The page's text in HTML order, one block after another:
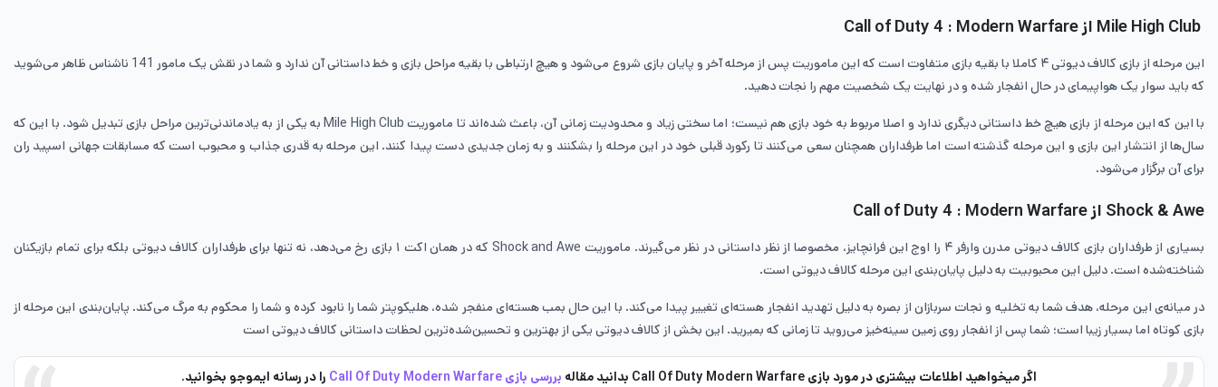
این مرحله از بازی کالاف دیوتی ۴ کاملا با بقیه بازی متفاوت است که این ماموریت پس از مرحله آخر و پایان بازی شروع می‌شود و هیچ ارتباطی با بقیه مراحل بازی و خط داستانی آن ندارد و شما در نقش یک مامور 141 ناشناس ظاهر می‌شوید
که باید سوار یک هواپیمای در حال انفجار شده و در نهایت یک شخصیت مهم را نجات دهید.
با این که این مرحله از بازی هیچ خط داستانی دیگری ندارد و اصلا مربوط به خود بازی هم نیست؛ اما سختی زیاد و محدودیت زمانی آن، باعث شده‌اند تا ماموریت Mile High Club به یکی از به یادماندنی‌ترین مراحل بازی تبدیل شود. با این که
سال‌ها از انتشار این بازی و این مرحله گذشته است اما طرفداران همچنان سعی می‌کنند تا رکورد قبلی خود در این مرحله را بشکنند و به زمان جدیدی دست پیدا کنند. این مرحله به قدری جذاب و محبوب است که مسابقات جهانی اسپید ران
برای آن برگزار می‌شود.
Shock & Awe از Call of Duty 4 : Modern Warfare
بسیاری از طرفداران بازی کالاف دیوتی مدرن وارفر ۴ را اوج این فرانچایز، مخصوصا از نظر داستانی در نظر می‌گیرند. ماموریت Shock and Awe که در همان اکت ۱ بازی رخ می‌دهد، نه تنها برای طرفداران کالاف دیوتی بلکه برای تمام بازیکنان
شناخته‌شده است. دلیل این محبوبیت به دلیل پایان‌بندی این مرحله کالاف دیوتی است.
در میانه‌ی این مرحله، هدف شما به تخلیه و نجات سربازان از بصره به دلیل تهدید انفجار هسته‌ای تغییر پیدا می‌کند. با این حال بمب هسته‌ای منفجر شده،‌ هلیکوپتر شما را نابود کرده و شما را محکوم به مرگ می‌کند. پایان‌بندی این مرحله از
بازی کوتاه اما بسیار زیبا است؛ شما پس از انفجار روی زمین سینه‌خیز می‌روید تا زمانی که بمیرید. این بخش از کالاف دیوتی یکی از بهترین و تحسین‌شده‌ترین لحظات داستانی کالاف دیوتی است
اگر میخواهید اطلاعات بیشتری در مورد بازی Call Of Duty Modern Warfare بدانید مقاله بررسی بازی Call Of Duty Modern Warfare را در رسانه ایموجو بخوانید.